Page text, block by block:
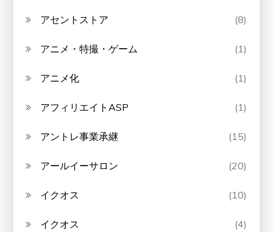
アセントストア (8)
アニメ・特撮・ゲーム (1)
アニメ化 (1)
アフィリエイトASP (1)
アントレ事業承継 (15)
アールイーサロン (20)
イクオス (10)
イクオス (4)